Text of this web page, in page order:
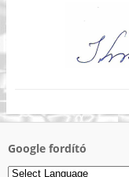
Google fordító